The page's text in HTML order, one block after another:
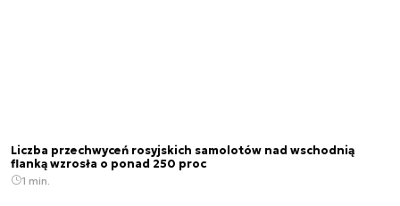
Liczba przechwyceń rosyjskich samolotów nad wschodnią
flanką wzrosła o ponad 250 proc
1 min.